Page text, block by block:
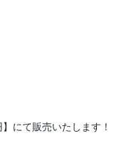
にて販売いたします！